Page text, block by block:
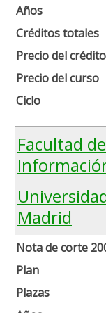
Años
Créditos totales
Precio del crédito
Precio del curso
Ciclo
Facultad
Madrid
Nota de corte
Plan
Plazas